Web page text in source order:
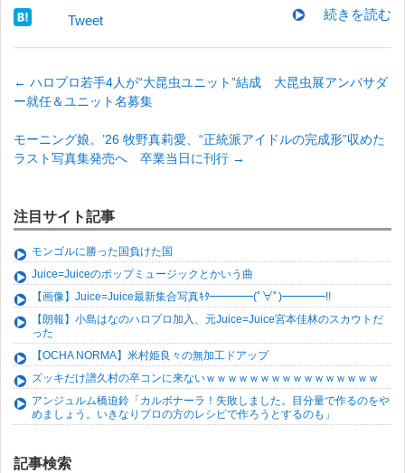
続きを読む
Tweet
← ハロプロ若手4人が“大昆虫ユニット”結成 大昆虫展アンバサダ
ー就任＆ユニット名募集
モーニング娘。’26 牧野真莉愛、“正統派アイドルの完成形”収めた
ラスト写真集発売へ 卒業当日に刊行 →
注目サイト記事
モンゴルに勝った国負けた国
Juice=Juiceのポップミュージックとかいう曲
【画像】Juice=Juice最新集合写真ｷﾀ━━━━(ﾟ∀ﾟ)━━━━!!
【朗報】小島はなのハロプロ加入、元Juice=Juice宮本佳林のスカウトだ
った
【OCHA NORMA】米村姫良々の無加工ドアップ
ズッキだけ譜久村の卒コンに来ないｗｗｗｗｗｗｗｗｗｗｗｗｗｗｗｗ
アンジュルム橋迫鈴「カルボナーラ！失敗しました。目分量で作るのをや
めましょう。いきなりプロの方のレシピで作ろうとするのも」
記事検索